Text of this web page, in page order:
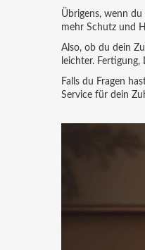
Übrigens, wenn
mehr Schutz und
Also, ob du dein
leichter.
Falls du Fragen
Service für dein